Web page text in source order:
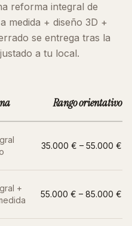
reforma integral de
medida + diseño 3D +
se entrega tras la
a tu local.
Rango orientativo
35.000 € – 55.000 €
+
55.000 € – 85.000 €